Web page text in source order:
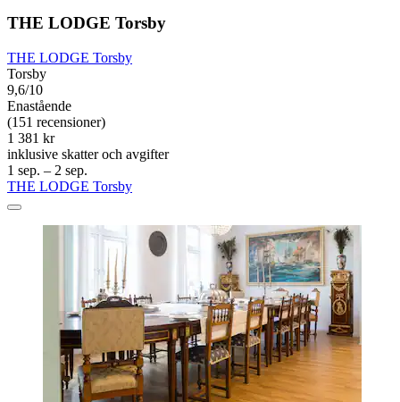
THE LODGE Torsby
THE LODGE Torsby
Torsby
9,6/10
Enastående
(151 recensioner)
1 381 kr
inklusive skatter och avgifter
1 sep. – 2 sep.
THE LODGE Torsby